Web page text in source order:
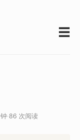
☰
·86 次阅读